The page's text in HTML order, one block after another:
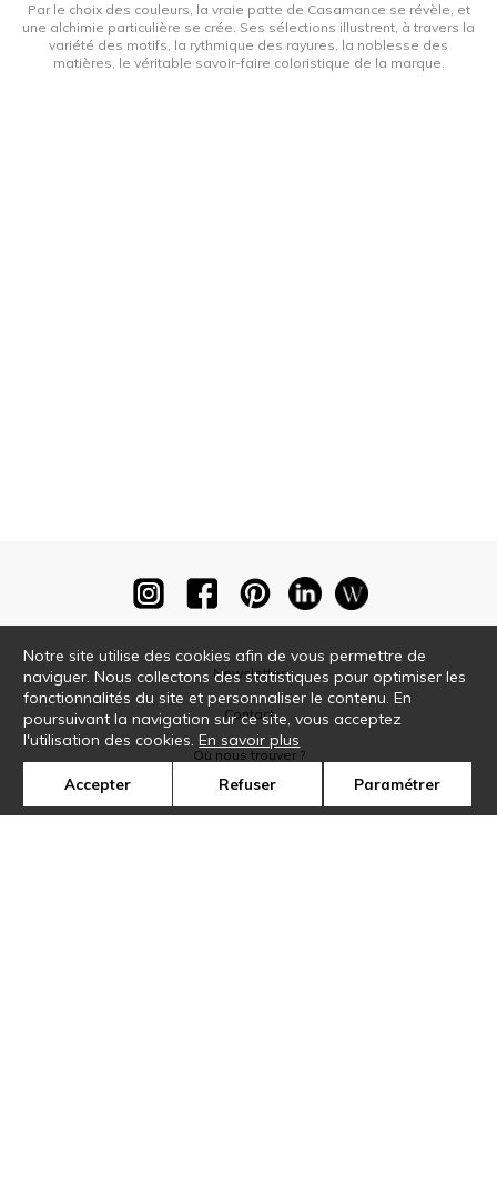
Par le choix des couleurs, la vraie patte de Casamance se révèle, et
une alchimie particulière se crée. Ses sélections illustrent, à travers la
variété des motifs, la rythmique des rayures, la noblesse des
matières, le véritable savoir-faire coloristique de la marque.
Newsletter
Contact
Où nous trouver ?
Notre site utilise des cookies afin de vous permettre de
naviguer. Nous collectons des statistiques pour optimiser les
fonctionnalités du site et personnaliser le contenu. En
poursuivant la navigation sur ce site, vous acceptez
l'utilisation des cookies.En savoir plus
Accepter Refuser Paramétrer